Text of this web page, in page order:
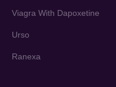
Viagra With Dapoxetine
Urso
Ranexa